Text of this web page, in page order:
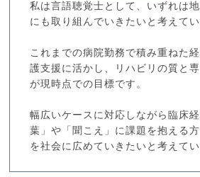
私は言語聴覚士として、いずれは
にも取り組んでいきたいと考えてい
これまでの病院勤務で積み重ねた
護支援に活かし、リハビリの質と
が現時点での目標です。
幅広いケースに対応しながら臨床
葉」や「聞こえ」に課題を抱える
を社会に広めていきたいと考えてい